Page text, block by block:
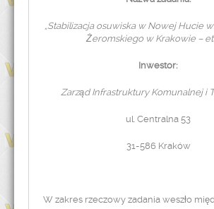
„Stabilizacja osuwiska w Nowej Hucie
Żeromskiego w Krakowie –
Inwestor:
Zarząd Infrastruktury Komunalnej i
ul. Centralna 53
31-586 Kraków
W zakres rzeczowy zadania weszło